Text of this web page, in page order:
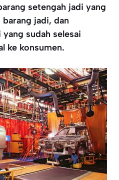
setengah jadi yang
jadi, dan
sudah selesai
ke konsumen.